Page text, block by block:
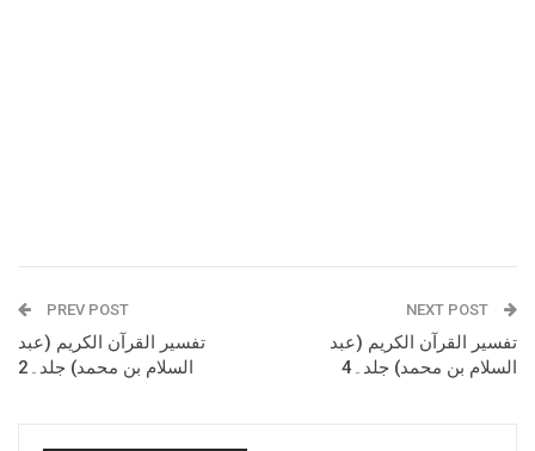
PREV POST
تفسیر القرآن الکریم (عبد
السلام بن محمد) جلد۔2
NEXT POST
تفسیر القرآن الکریم (عبد
السلام بن محمد) جلد۔4